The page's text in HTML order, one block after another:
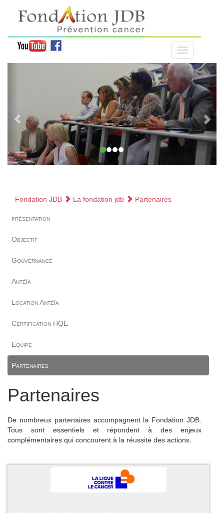
Fondation JDB La fondation jdb Partenaires
présentation
Objectif
Gouvernance
Antéïa
Location Antéïa
Certification HQE
Equipe
Partenaires
Partenaires
De nombreux partenaires accompagnent la Fondation JDB.
Tous sont essentiels et répondent à des enjeux
complémentaires qui concourent à la réussite des actions.